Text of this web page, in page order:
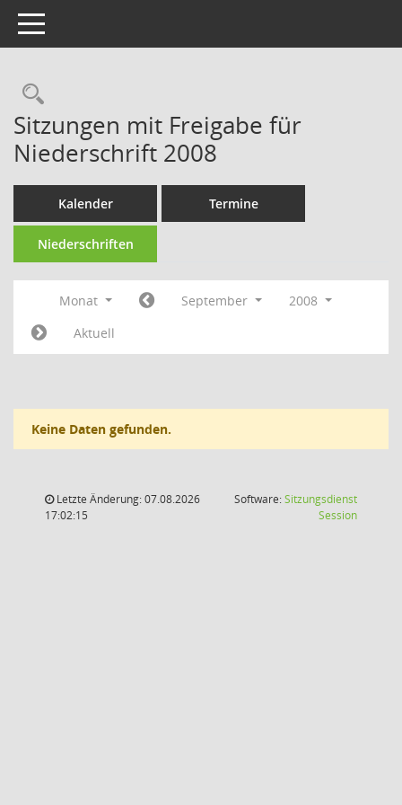
Toggle navigation
Rechercheauswahl
Sitzungen mit Freigabe für
Niederschrift 2008
Kalender Termine
Niederschriften
Monat September
2008
Aktuell
Keine Daten gefunden.
Letzte Änderung: 07.08.2026
17:02:15
Software:Sitzungsdienst
Session(Wird in